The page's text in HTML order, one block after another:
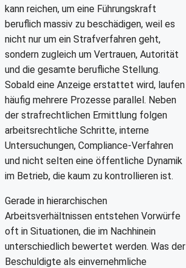
kann reichen, um eine Führungskraft
beruflich massiv zu beschädigen, weil es
nicht nur um ein Strafverfahren geht,
sondern zugleich um Vertrauen, Autorität
und die gesamte berufliche Stellung.
Sobald eine Anzeige erstattet wird, laufen
häufig mehrere Prozesse parallel. Neben
der strafrechtlichen Ermittlung folgen
arbeitsrechtliche Schritte, interne
Untersuchungen, Compliance-Verfahren
und nicht selten eine öffentliche Dynamik
im Betrieb, die kaum zu kontrollieren ist.
Gerade in hierarchischen
Arbeitsverhältnissen entstehen Vorwürfe
oft in Situationen, die im Nachhinein
unterschiedlich bewertet werden. Was der
Beschuldigte als einvernehmliche